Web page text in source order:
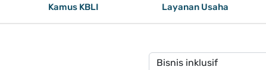
Kamus KBLI Layanan Usaha